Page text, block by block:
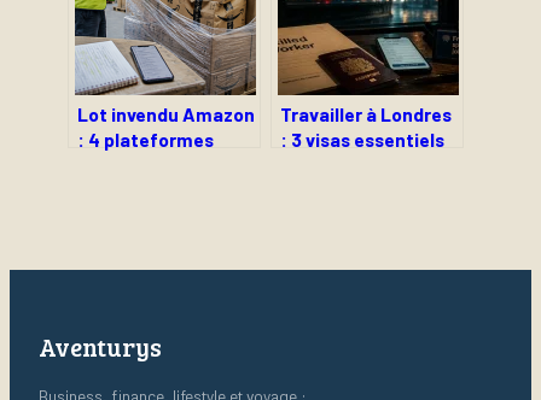
Lot invendu Amazon
: 4 plateformes
Travailler à Londres
: 3 visas essentiels
Aventurys
Business, finance, lifestyle et voyage :